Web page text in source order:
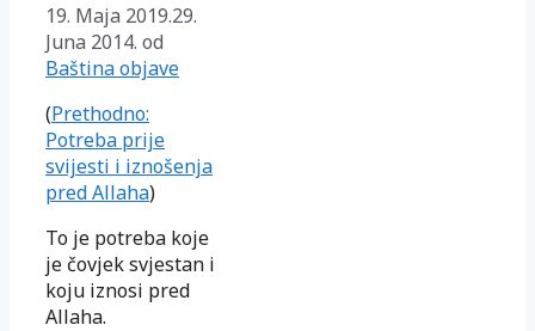
19. Maja 2019.29.
Juna 2014. od
Baština objave
(Prethodno:
Potreba prije
svijesti i iznošenja
pred Allaha)
To je potreba koje
je čovjek svjestan i
koju iznosi pred
Allaha.